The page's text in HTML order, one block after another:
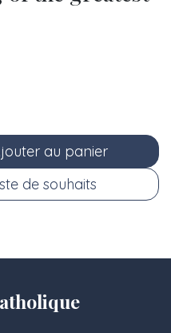
au panier
de souhaits